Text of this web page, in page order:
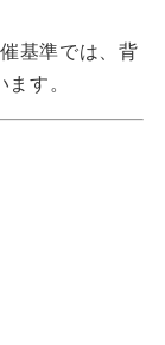
基準では、背
す。